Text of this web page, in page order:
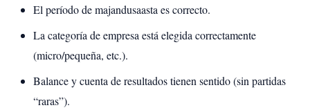
El período de majandusaasta es correcto.
La categoría de empresa está elegida correctamente
(micro/pequeña, etc.).
Balance y cuenta de resultados tienen sentido (sin partidas
“raras”).